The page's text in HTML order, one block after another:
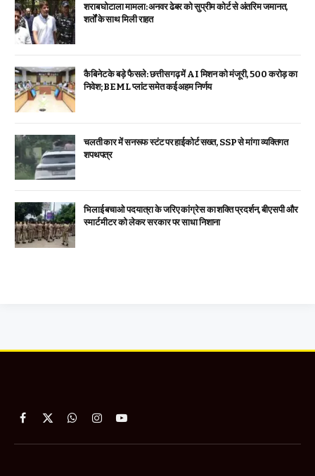
शराब घोटाला मामला: अनवर ढेबर को सुप्रीम कोर्ट से अंतरिम जमानत,
शर्तों के साथ मिली राहत
कैबिनेट के बड़े फैसले: छत्तीसगढ़ में AI मिशन को मंजूरी, 500 करोड़ का
निवेश; BEML प्लांट समेत कई अहम निर्णय
चलती कार में सनरूफ स्टंट पर हाईकोर्ट सख्त, SSP से मांगा व्यक्तिगत
शपथपत्र
भिलाई बचाओ पदयात्रा के जरिए कांग्रेस का शक्ति प्रदर्शन, बीएसपी और
स्मार्ट मीटर को लेकर सरकार पर साधा निशाना
Facebook
X
WhatsApp
InstagramYouTube